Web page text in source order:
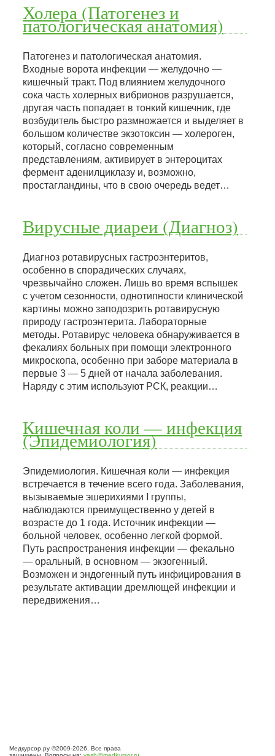
Холера (Патогенез и
патологическая анатомия)
Патогенез и патологическая анатомия.
Входные ворота инфекции — желудочно —
кишечный тракт. Под влиянием желудочного
сока часть холерных вибрионов разрушается,
другая часть попадает в тонкий кишечник, где
возбудитель быстро размножается и выделяет в
большом количестве экзотоксин — холероген,
который, согласно современным
представлениям, активирует в энтероцитах
фермент аденилциклазу и, возможно,
простагландины, что в свою очередь ведет…
Вирусные диареи (Диагноз)
Диагноз ротавирусных гастроэнтеритов,
особенно в спорадических случаях,
чрезвычайно сложен. Лишь во время вспышек
с учетом сезонности, однотипности клинической
картины можно заподозрить ротавирусную
природу гастроэнтерита. Лабораторные
методы. Ротавирус человека обнаруживается в
фекалиях больных при помощи электронного
микроскопа, особенно при заборе материала в
первые 3 — 5 дней от начала заболевания.
Наряду с этим используют РСК, реакции…
Кишечная коли — инфекция
(Эпидемиология)
Эпидемиология. Кишечная коли — инфекция
встречается в течение всего года. Заболевания,
вызываемые эшерихиями I группы,
наблюдаются преимущественно у детей в
возрасте до 1 года. Источник инфекции —
больной человек, особенно легкой формой.
Путь распространения инфекции — фекально
— оральный, в основном — экзогенный.
Возможен и эндогенный путь инфицирования в
результате активации дремлющей инфекции и
передвижения…
Медкурсор.ру ©2009-2026. Все права